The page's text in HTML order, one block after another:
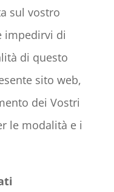
sul vostro
impedirvi di
di questo
sito web,
dei Vostri
le modalità e i